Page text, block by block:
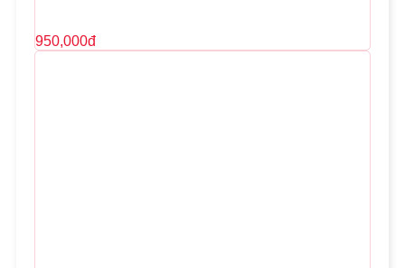
950,000đ